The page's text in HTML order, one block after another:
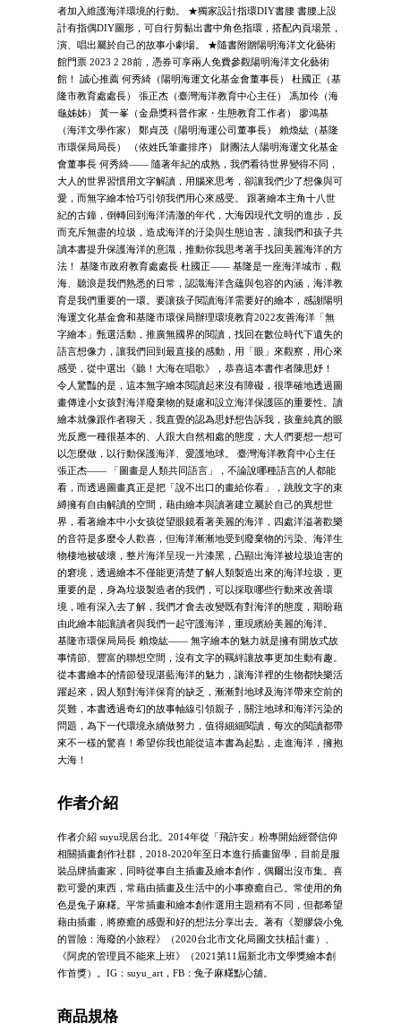
者加入維護海洋環境的行動。 ★獨家設計指環DIY書腰 書腰上設
計有指偶DIY圖形，可自行剪黏出書中角色指環，搭配內頁場景，
演、唱出屬於自己的故事小劇場。 ★隨書附贈陽明海洋文化藝術
館門票 2023 2 28前，憑券可享兩人免費參觀陽明海洋文化藝術
館！ 誠心推薦 何秀綺（陽明海運文化基金會董事長） 杜國正（基
隆市教育處處長） 張正杰（臺灣海洋教育中心主任） 馮加伶（海
龜姊姊） 黃一峯（金鼎獎科普作家・生態教育工作者） 廖鴻基
（海洋文學作家） 鄭貞茂（陽明海運公司董事長） 賴煥紘（基隆
市環保局局長） （依姓氏筆畫排序） 財團法人陽明海運文化基金
會董事長 何秀綺—— 隨著年紀的成熟，我們看待世界變得不同，
大人的世界習慣用文字解讀，用腦來思考，卻讓我們少了想像與可
愛，而無字繪本恰巧引領我們用心來感受。 跟著繪本主角十八世
紀的古鐘，倒轉回到海洋清澈的年代，大海因現代文明的進步，反
而充斥無盡的垃圾，造成海洋的汙染與生態迫害，讓我們和孩子共
讀本書提升保護海洋的意識，推動你我思考著手找回美麗海洋的方
法！ 基隆市政府教育處處長 杜國正—— 基隆是一座海洋城市，觀
海、聽浪是我們熟悉的日常，認識海洋含蘊與包容的內涵，海洋教
育是我們重要的一環。要讓孩子閱讀海洋需要好的繪本，感謝陽明
海運文化基金會和基隆市環保局辦理環境教育2022友善海洋「無
字繪本」甄選活動，推廣無國界的閱讀，找回在數位時代下遺失的
語言想像力，讓我們回到最直接的感動，用「眼」來觀察，用心來
感受，從中選出《聽！大海在唱歌》，恭喜這本書作者陳思妤！
令人驚豔的是，這本無字繪本閱讀起來沒有障礙，很準確地透過圖
畫傳達小女孩對海洋廢棄物的疑慮和設立海洋保護區的重要性。讀
繪本就像跟作者聊天，我直覺的認為思妤想告訴我，孩童純真的眼
光反應一種很基本的、人跟大自然相處的態度，大人們要想一想可
以怎麼做，以行動保護海洋、愛護地球。 臺灣海洋教育中心主任
張正杰—— 「圖畫是人類共同語言」，不論說哪種語言的人都能
看，而透過圖畫真正是把「說不出口的畫給你看」，跳脫文字的束
縛擁有自由解讀的空間，藉由繪本與讀著建立屬於自己的異想世
界，看著繪本中小女孩從望眼鏡看著美麗的海洋，四處洋溢著歡樂
的音符是多麼令人歡喜，但海洋漸漸地受到廢棄物的污染、海洋生
物棲地被破壞，整片海洋呈現一片漆黑，凸顯出海洋被垃圾迫害的
的窘境，透過繪本不僅能更清楚了解人類製造出來的海洋垃圾，更
重要的是，身為垃圾製造者的我們，可以採取哪些行動來改善環
境，唯有深入去了解，我們才會去改變既有對海洋的態度，期盼藉
由此繪本能讓讀者與我們一起守護海洋，重現繽紛美麗的海洋。
基隆市環保局局長 賴煥紘—— 無字繪本的魅力就是擁有開放式故
事情節、豐富的聯想空間，沒有文字的羈絆讓故事更加生動有趣。
從本書繪本的情節發現湛藍海洋的魅力，讓海洋裡的生物都快樂活
躍起來，因人類對海洋保育的缺乏，漸漸對地球及海洋帶來空前的
災難，本書透過奇幻的故事軸線引領親子，關注地球和海洋污染的
問題，為下一代環境永續做努力，值得細細閱讀，每次的閱讀都帶
來不一樣的驚喜！希望你我也能從這本書為起點，走進海洋，擁抱
大海！
作者介紹
作者介紹 suyu現居台北。2014年從「飛許安」粉專開始經營信仰
相關插畫創作社群，2018-2020年至日本進行插畫留學，目前是服
裝品牌插畫家，同時從事自主插畫及繪本創作，偶爾出沒市集。喜
歡可愛的東西，常藉由插畫及生活中的小事療癒自己。常使用的角
色是兔子麻糬。平常插畫和繪本創作選用主題稍有不同，但都希望
藉由插畫，將療癒的感覺和好的想法分享出去。著有《塑膠袋小兔
的冒險：海廢的小旅程》（2020台北市文化局圖文扶植計畫）、
《阿虎的管理員不能來上班》（2021第11屆新北市文學獎繪本創
作首獎）。IG：suyu_art，FB：兔子麻糬點心舖。
商品規格